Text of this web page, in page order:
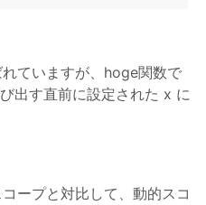
ていますが、hoge関数で
出す直前に設定された x に
ープと対比して、動的スコ